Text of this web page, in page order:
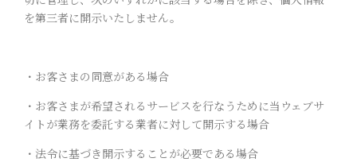
を第三者に開示いたしません。
・お客さまの同意がある場合
・お客さまが希望されるサービスを行なうために当ウェブサ
イトが業務を委託する業者に対して開示する場合
・法令に基づき開示することが必要である場合